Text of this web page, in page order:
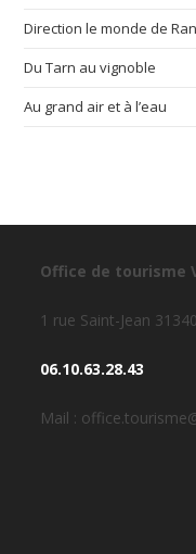
Direction le monde de
Du Tarn au vignoble
Au grand air et à l’eau
Office de tourisme
1 rue Saint-Jean
06.10.63.28.43
Mail :